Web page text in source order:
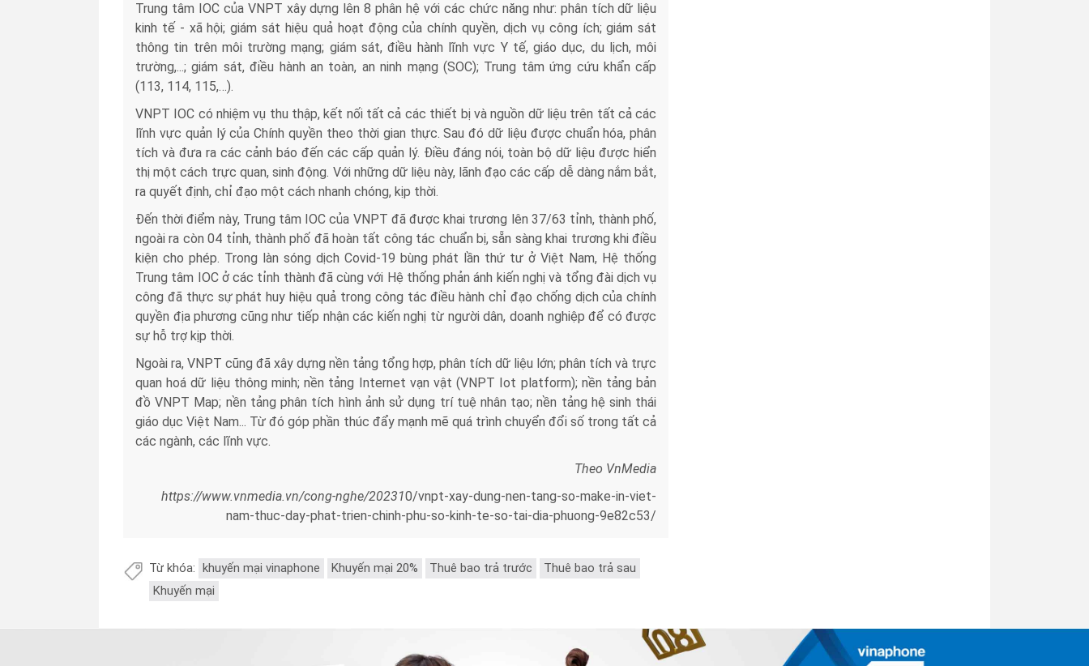
Trung tâm IOC của VNPT xây dựng lên 8 phân hệ với các chức năng như: phân tích dữ liệu
kinh tế - xã hội; giám sát hiệu quả hoạt động của chính quyền, dịch vụ công ích; giám sát
thông tin trên môi trường mạng; giám sát, điều hành lĩnh vực Y tế, giáo dục, du lịch, môi
trường,...; giám sát, điều hành an toàn, an ninh mạng (SOC); Trung tâm ứng cứu khẩn cấp
(113, 114, 115,…).
VNPT IOC có nhiệm vụ thu thập, kết nối tất cả các thiết bị và nguồn dữ liệu trên tất cả các
lĩnh vực quản lý của Chính quyền theo thời gian thực. Sau đó dữ liệu được chuẩn hóa, phân
tích và đưa ra các cảnh báo đến các cấp quản lý. Điều đáng nói, toàn bộ dữ liệu được hiển
thị một cách trực quan, sinh động. Với những dữ liệu này, lãnh đạo các cấp dễ dàng nắm bắt,
ra quyết định, chỉ đạo một cách nhanh chóng, kịp thời.
Đến thời điểm này, Trung tâm IOC của VNPT đã được khai trương lên 37/63 tỉnh, thành phố,
ngoài ra còn 04 tỉnh, thành phố đã hoàn tất công tác chuẩn bị, sẵn sàng khai trương khi điều
kiện cho phép. Trong làn sóng dịch Covid-19 bùng phát lần thứ tư ở Việt Nam, Hệ thống
Trung tâm IOC ở các tỉnh thành đã cùng với Hệ thống phản ánh kiến nghị và tổng đài dịch vụ
công đã thực sự phát huy hiệu quả trong công tác điều hành chỉ đạo chống dịch của chính
quyền địa phương cũng như tiếp nhận các kiến nghị từ người dân, doanh nghiệp để có được
sự hỗ trợ kịp thời.
Ngoài ra, VNPT cũng đã xây dựng nền tảng tổng hợp, phân tích dữ liệu lớn; phân tích và trực
quan hoá dữ liệu thông minh; nền tảng Internet vạn vật (VNPT Iot platform); nền tảng bản
đồ VNPT Map; nền tảng phân tích hình ảnh sử dụng trí tuệ nhân tạo; nền tảng hệ sinh thái
giáo dục Việt Nam... Từ đó góp phần thúc đẩy mạnh mẽ quá trình chuyển đổi số trong tất cả
các ngành, các lĩnh vực.
Theo VnMedia
https://www.vnmedia.vn/cong-nghe/202310/vnpt-xay-dung-nen-tang-so-make-in-viet-
nam-thuc-day-phat-trien-chinh-phu-so-kinh-te-so-tai-dia-phuong-9e82c53/
Từ khóa: khuyến mại vinaphone Khuyến mại 20% Thuê bao trả trước
Thuê bao trả sau
Khuyến mại